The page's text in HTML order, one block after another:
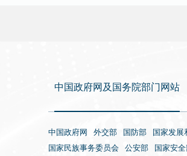
中国政府网及国务院部门网站
中国政府网 外交部 国防部 国家发展
国家民族事务委员会
公安部 国家安